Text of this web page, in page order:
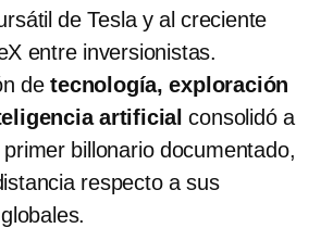
de Tesla y al creciente
entre inversionistas.
detecnología, exploración
artificial consolidó a
billonario documentado,
respecto a sus